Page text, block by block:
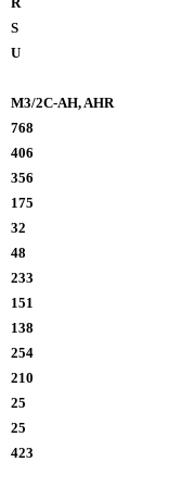
S
U
M3/2C-AH, AHR
768
406
356
175
32
48
233
151
138
254
210
25
25
423